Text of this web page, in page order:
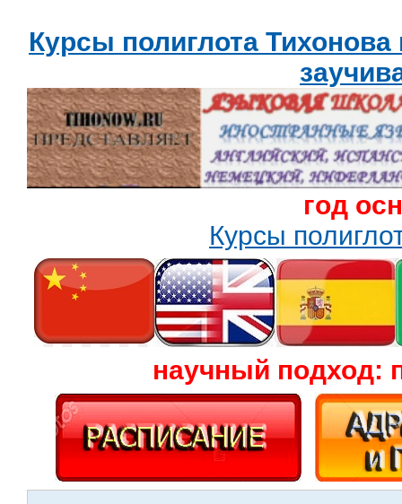
Курсы полиглота
год
Курсы
научный подход: